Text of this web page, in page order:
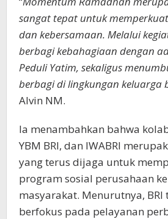
sangat tepat untuk
dan kebersamaan. Melalui
berbagi kebahagiaan dengan
Peduli Yatim, sekaligus
berbagi di lingkungan keluarga
Alvin NM.
Ia menambahkan bahwa
YBM BRI, dan IWABRI
yang terus dijaga untuk
program sosial perusahaan
masyarakat. Menurutnya, BRI
berfokus pada pelayanan